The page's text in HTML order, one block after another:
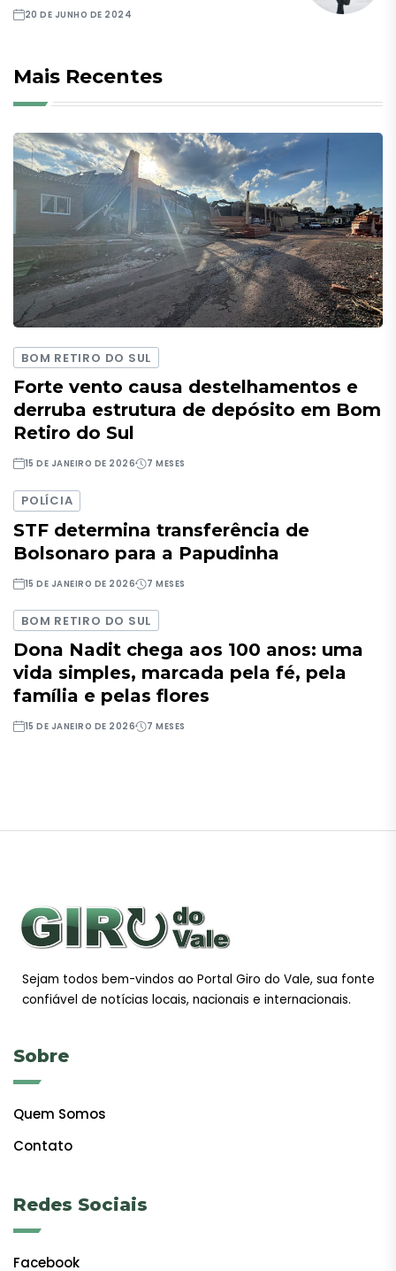
20 DE JUNHO DE 2024
Mais Recentes
BOM RETIRO DO SUL
Forte vento causa destelhamentos e
derruba estrutura de depósito em Bom
Retiro do Sul
15 DE JANEIRO DE 2026 7 MESES
POLÍCIA
STF determina transferência de
Bolsonaro para a Papudinha
15 DE JANEIRO DE 2026 7 MESES
BOM RETIRO DO SUL
Dona Nadit chega aos 100 anos: uma
vida simples, marcada pela fé, pela
família e pelas flores
15 DE JANEIRO DE 2026 7 MESES
Sejam todos bem-vindos ao Portal Giro do Vale, sua fonte
confiável de notícias locais, nacionais e internacionais.
Sobre
Quem Somos
Contato
Redes Sociais
Facebook